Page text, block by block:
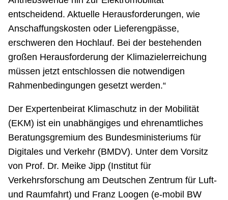
entscheidend. Aktuelle Herausforderungen, wie
Anschaffungskosten oder Lieferengpässe,
erschweren den Hochlauf. Bei der bestehenden
großen Herausforderung der Klimazielerreichung
müssen jetzt entschlossen die notwendigen
Rahmenbedingungen gesetzt werden.“
Der Expertenbeirat Klimaschutz in der Mobilität
(EKM) ist ein unabhängiges und ehrenamtliches
Beratungsgremium des Bundesministeriums für
Digitales und Verkehr (BMDV). Unter dem Vorsitz
von Prof. Dr. Meike Jipp (Institut für
Verkehrsforschung am Deutschen Zentrum für Luft-
und Raumfahrt) und Franz Loogen (e-mobil BW